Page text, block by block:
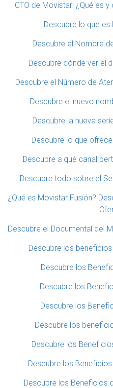
CTO de Movistar: ¿Qué es
Descubre lo que
Descubre el Nombre
Descubre dónde ver el
Descubre el Número de
Descubre el nuevo
Descubre la nueva
Descubre lo que
Descubre a qué canal
Descubre todo sobre el
¿Qué es Movistar Fusión?
Descubre el Documental del
Descubre los
¡Descubre los
Descubre los
Descubre los
Descubre los
Descubre los
Descubre los
Descubre los Beneficios